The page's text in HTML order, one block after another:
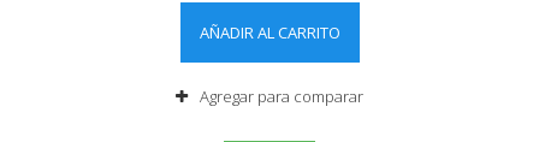
AÑADIR AL CARRITO
Agregar para comparar